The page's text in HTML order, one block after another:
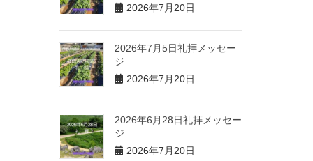
2026年7月20日
2026年7月5日礼拝メッセー
ジ
2026年7月20日
2026年6月28日礼拝メッセー
ジ
2026年7月20日